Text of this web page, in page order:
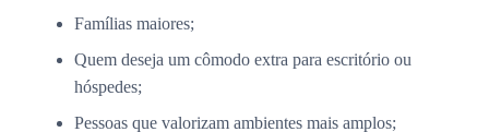
Famílias maiores;
Quem deseja um cômodo extra para escritório ou
hóspedes;
Pessoas que valorizam ambientes mais amplos;